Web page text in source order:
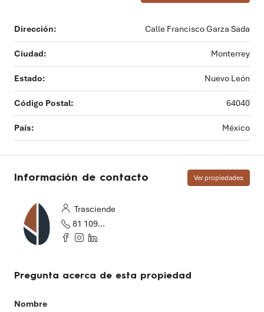
Dirección: Calle Francisco Garza Sada
Ciudad: Monterrey
Estado: Nuevo León
Código Postal: 64040
País: México
Información de contacto Ver propiedades
Trasciende
81 1097 2655
Pregunta acerca de esta propiedad
Nombre